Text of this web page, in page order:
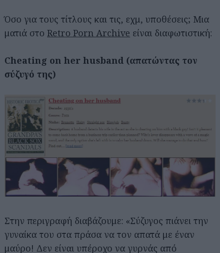
Όσο για τους τίτλους και τις, εχμ, υποθέσεις; Μια
ματιά στο Retro Porn Archive είναι διαφωτιστική:
Cheating on her husband (απατώντας τον
σύζυγό της)
Στην περιγραφή διαβάζουμε: «Σύζυγος πιάνει την
γυναίκα του στα πράσα να τον απατά με έναν
μαύρο! Δεν είναι υπέροχο να γυρνάς από